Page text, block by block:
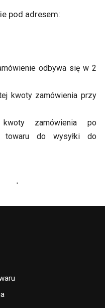
pod adresem:
odbywa się w 2
kwoty zamówienia przy
zamówienia po
towaru do wysyłki do